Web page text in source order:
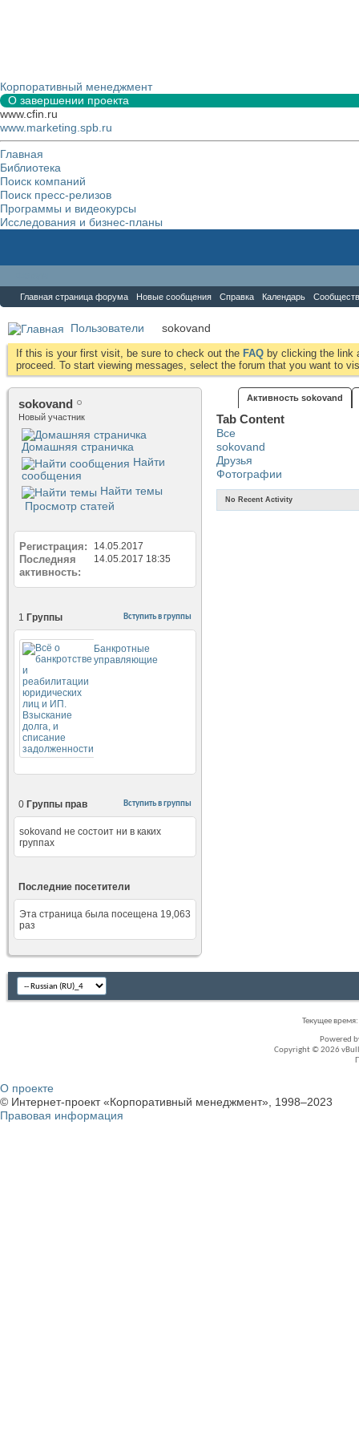
Корпоративный менеджмент
О завершении проекта
www.cfin.ru
www.marketing.spb.ru
Главная
Библиотека
Поиск компаний
Поиск пресс-релизов
Программы и видеокурсы
Исследования и бизнес-планы
Главная страница форума Новые сообщения Справка Календарь
Пользователи sokovand
If this is your first visit, be sure to check out the FAQ by clicking the link
proceed. To start viewing messages, select the forum that you want to
sokovand
Новый участник
Домашняя страничка
Найти
сообщения
Найти темы
Просмотр статей
Регистрация 14.05.2017
Последняя
активность
14.05.2017 18:35
Вступить в группы
1 Группы
Банкротные
управляющие
Вступить в группы
0 Группы прав
sokovand не состоит ни в каких
группах
Последние посетители
Эта страница была посещена 19,063
раз
Активность sokovand
Tab Content
Все
sokovand
Друзья
Фотографии
No Recent Activity
Текущее время:
Powered
Copyright © 2026
О проекте
© Интернет-проект «Корпоративный менеджмент», 1998–2023
Правовая информация